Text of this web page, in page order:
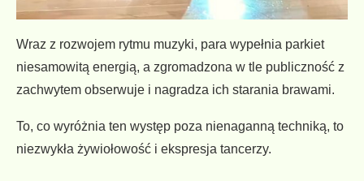
Wraz z rozwojem rytmu muzyki, para wypełnia parkiet
niesamowitą energią, a zgromadzona w tle publiczność z
zachwytem obserwuje i nagradza ich starania brawami.
To, co wyróżnia ten występ poza nienaganną techniką, to
niezwykła żywiołowość i ekspresja tancerzy.